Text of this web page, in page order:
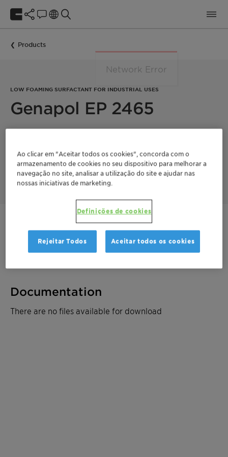
Products
LOW FOAMING SURFACTANT FOR INDUSTRIAL USES
Genapol EP 2465
suitable for spray, immersion, and ultrasonic cleaning
applications. Good compatibility with aqueous acids makes it
stable in low pH and cationic formulations.
Entre em contato
Documentation
There are no files available for download
Ao clicar em "Aceitar todos os cookies", concorda com o
armazenamento de cookies no seu dispositivo para melhorar a
navegação no site, analisar a utilização do site e ajudar nas
nossas iniciativas de marketing.
Definições de cookies
Rejeitar Todos Aceitar todos os cookies